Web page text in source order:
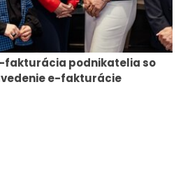
fakturácia podnikatelia so
e-fakturácie